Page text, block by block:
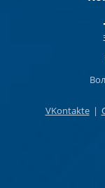
VKontakte |